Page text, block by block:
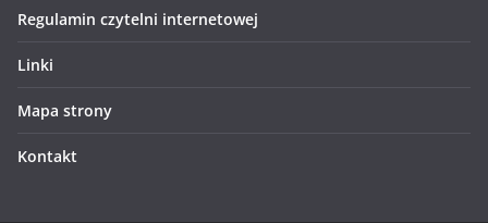
Regulamin czytelni internetowej
Linki
Mapa strony
Kontakt